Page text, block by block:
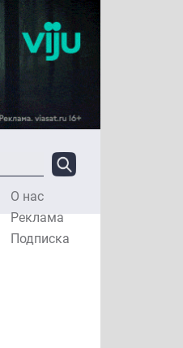
О нас
Реклама
Подписка